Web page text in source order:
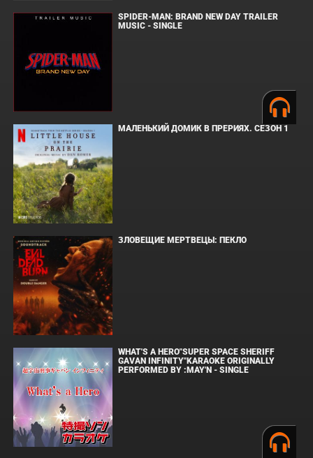
SPIDER-MAN: BRAND NEW DAY TRAILER
MUSIC - SINGLE
МАЛЕНЬКИЙ ДОМИК В ПРЕРИЯХ. СЕЗОН 1
ЗЛОВЕЩИЕ МЕРТВЕЦЫ: ПЕКЛО
WHAT'S A HERO"SUPER SPACE SHERIFF
GAVAN INFINITY"KARAOKE ORIGINALLY
PERFORMED BY :MAY'N - SINGLE